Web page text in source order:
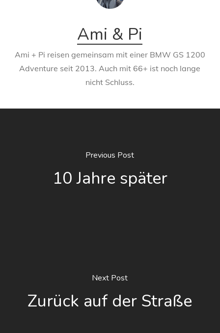
Ami & Pi
Ami + Pi reisen gemeinsam mit einer BMW GS 1200
Adventure seit 2013. Auch mit 66+ ist noch lange
nicht Schluss.
Previous Post
10 Jahre später
Next Post
Zurück auf der Straße